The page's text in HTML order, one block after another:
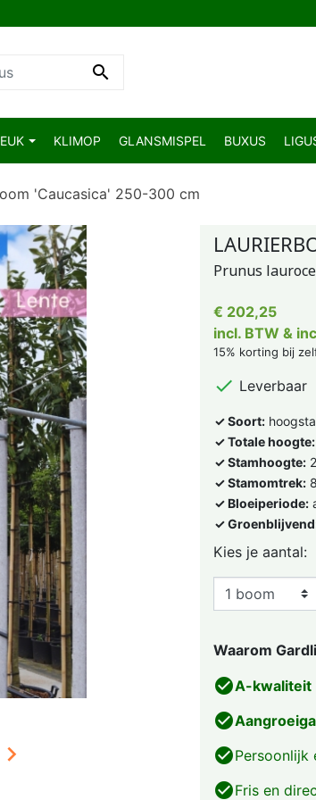

KLIMOP GLANSMISPEL BUXUS
'Caucasica' 250-300 cm
Prunus
€ 202,25
incl. BTW &
15% korting bij
 Leverbaar
✓ Soort:
✓ Totale hoogte:
✓ Stamhoogte:
✓ Stamomtrek:
✓ Bloeiperiode:
✓
Kies je aantal:
Waarom
check_circleA-kwaliteit
check_circle
check_circlePersoonlijk
check_circleFris en